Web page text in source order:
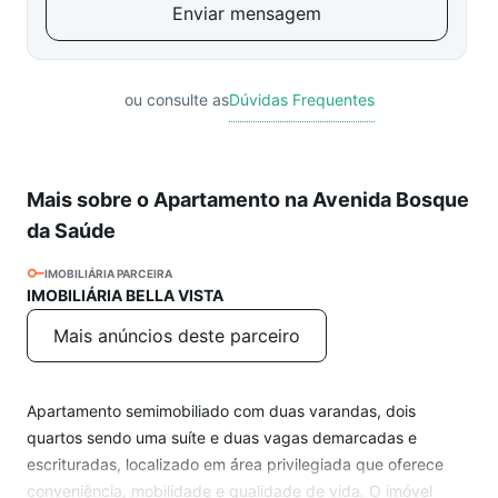
Enviar mensagem
ou consulte asDúvidas Frequentes
Mais sobre o Apartamento na Avenida Bosque
da Saúde
IMOBILIÁRIA PARCEIRA
IMOBILIÁRIA BELLA VISTA
Mais anúncios deste parceiro
Apartamento semimobiliado com duas varandas, dois
quartos sendo uma suíte e duas vagas demarcadas e
escrituradas, localizado em área privilegiada que oferece
conveniência, mobilidade e qualidade de vida. O imóvel